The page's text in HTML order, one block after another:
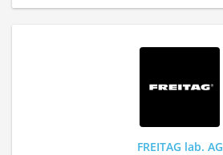
FREITAG lab. AG